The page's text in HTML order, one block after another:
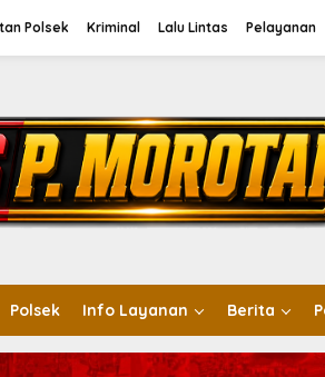
Polsek Kriminal Lalu Lintas Pelayanan
Polsek Info Layanan Berita